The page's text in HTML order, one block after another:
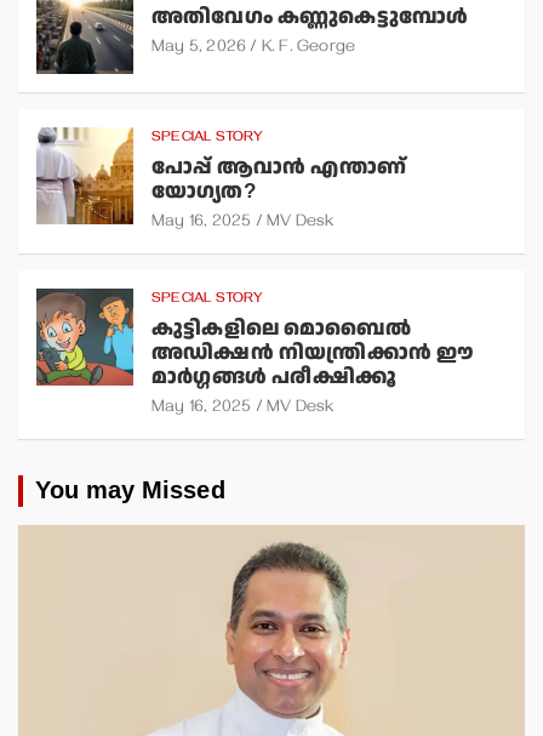
അതിവേഗം കണ്ണുകെട്ടുമ്പോള്‍
May 5, 2026 K. F. George
SPECIAL STORY
പോപ്പ് ആവാന്‍ എന്താണ്
യോഗ്യത?
May 16, 2025 MV Desk
SPECIAL STORY
കുട്ടികളിലെ മൊബൈല്‍
അഡിക്ഷന്‍ നിയന്ത്രിക്കാന്‍ ഈ
മാര്‍ഗ്ഗങ്ങള്‍ പരീക്ഷിക്കൂ
May 16, 2025 MV Desk
You may Missed